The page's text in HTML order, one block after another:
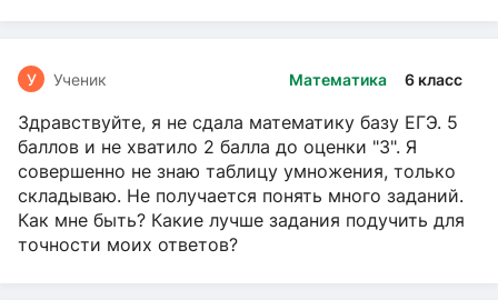
Математика 6 класс
У Ученик
Здравствуйте, я не сдала математику базу ЕГЭ. 5
баллов и не хватило 2 балла до оценки "3". Я
совершенно не знаю таблицу умножения, только
складываю. Не получается понять много заданий.
Как мне быть? Какие лучше задания подучить для
точности моих ответов?